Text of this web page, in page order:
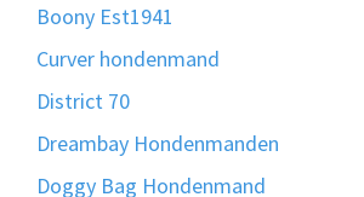
Boony Est1941
Curver hondenmand
District 70
Dreambay Hondenmanden
Doggy Bag Hondenmand